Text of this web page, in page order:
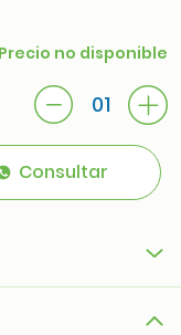
Precio no disponible
01
Consultar